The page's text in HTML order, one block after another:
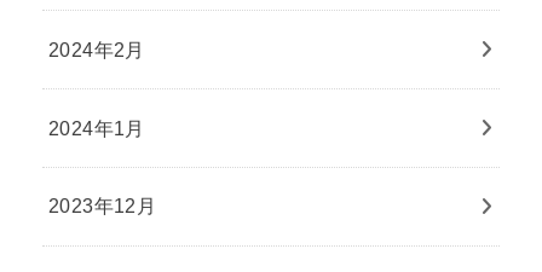
2024年2月
2024年1月
2023年12月